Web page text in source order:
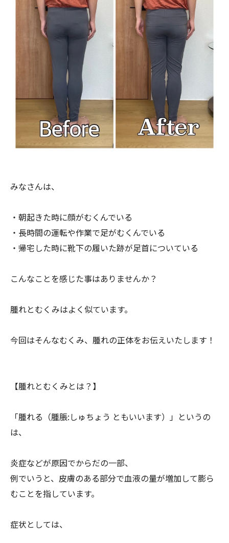
みなさんは、
・朝起きた時に顔がむくんでいる
・長時間の運転や作業で足がむくんでいる
・帰宅した時に靴下の履いた跡が足首についている
こんなことを感じた事はありませんか？
腫れとむくみはよく似ています。
今回はそんなむくみ、腫れの正体をお伝えいたします！
【腫れとむくみとは？】
「腫れる（腫脹:しゅちょう ともいいます）」というの
は、
炎症などが原因でからだの一部、
例でいうと、 皮膚のある部分で血液の量が増加して膨ら
むことを指しています。
症状としては、